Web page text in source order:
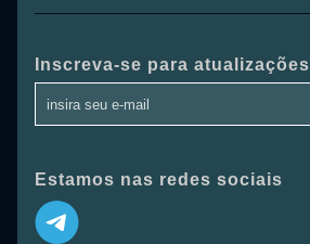
Inscreva-se para atualizações
Estamos nas redes sociais